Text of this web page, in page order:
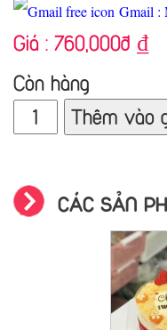
Gmail :
Giá : 760,000đ ₫
Còn hàng
Thêm vào
CÁC SẢN